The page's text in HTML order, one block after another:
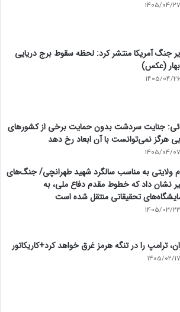
1405/04/27
جنگ آمریکا منتشر کرد: لحظه سقوط برج دریایی
(عکس)
1405/04/26
جنایت سردشت بدون حمایت برخی از کشورهای
هرگز نمی‌توانست با آن ابعاد رخ دهد
1405/04/07
ولایتی به مناسب سالگرد شهید طهرانچی/ جنگ‌های
نشان داد که خطوط مقدم دفاع ملی، به
تحقیقاتی منتقل شده است
1405/03/23
ترامپ را در تنگه هرمز غرق خواهد کرد+کاریکاتور
1405/02/17